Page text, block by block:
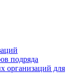
подряда
организаций для